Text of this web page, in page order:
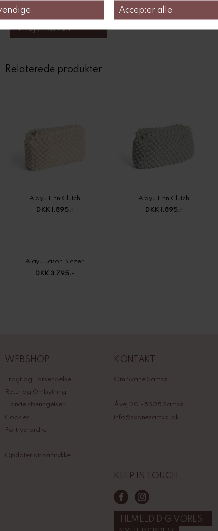
Relaterede produkter
Aiayu Linn Clutch
DKK 1.895,-
Aiayu Linn Clutch
DKK 1.895,-
Aiayu Jason Blazer
DKK 3.795,-
WEBSHOP
Fragt og Forsendelse
Retur og Ombytning
Handelsbetingelser
Cookies
Fortryd ordre
Opdater dit samtykke
KONTAKT
Om Svane Samsø
Åvej 20 - 8305 Samsø
info@svanesamso.dk
KEEP IN TOUCH
TILMELD DIG VORES